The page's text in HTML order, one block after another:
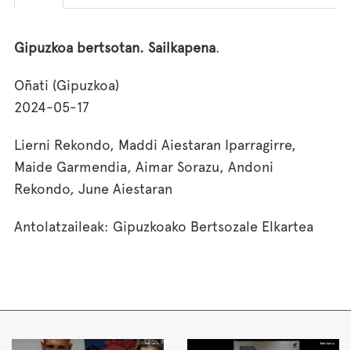
Gipuzkoa bertsotan. Sailkapena.
Oñati (Gipuzkoa)
2024-05-17
Lierni Rekondo, Maddi Aiestaran Iparragirre,
Maide Garmendia, Aimar Sorazu, Andoni
Rekondo, June Aiestaran
Antolatzaileak: Gipuzkoako Bertsozale Elkartea